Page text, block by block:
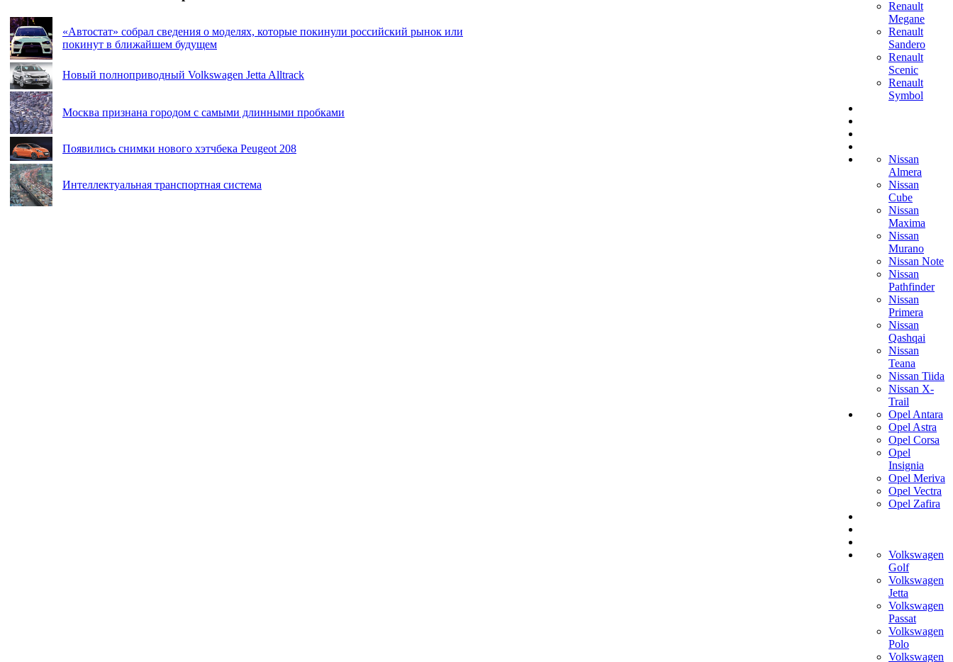
«Автостат» собрал сведения о моделях, которые покинули российский рынок или
покинут в ближайшем будущем
Новый полноприводный Volkswagen Jetta Alltrack
Москва признана городом с самыми длинными пробками
Появились снимки нового хэтчбека Peugeot 208
Интеллектуальная транспортная система
Renault
Megane
Renault
Sandero
Renault
Scenic
Renault
Symbol
Nissan
Almera
Nissan
Cube
Nissan
Maxima
Nissan
Murano
Nissan Note
Nissan
Pathfinder
Nissan
Primera
Nissan
Qashqai
Nissan
Teana
Nissan Tiida
Nissan X-
Trail
Opel Antara
Opel Astra
Opel Corsa
Opel
Insignia
Opel Meriva
Opel Vectra
Opel Zafira
Volkswagen
Golf
Volkswagen
Jetta
Volkswagen
Passat
Volkswagen
Polo
Volkswagen